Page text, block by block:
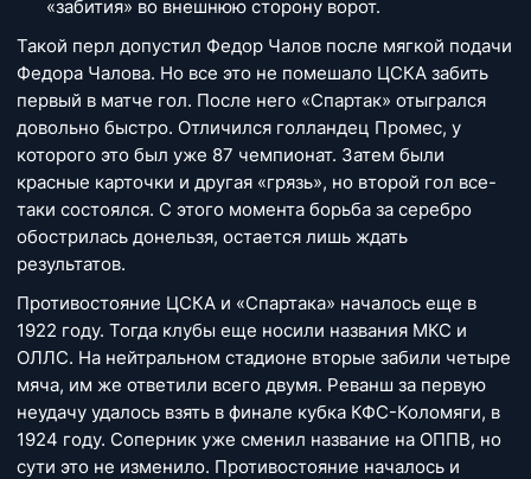
«забития» во внешнюю сторону ворот.
Такой перл допустил Федор Чалов после мягкой подачи
Федора Чалова. Но все это не помешало ЦСКА забить
первый в матче гол. После него «Спартак» отыгрался
довольно быстро. Отличился голландец Промес, у
которого это был уже 87 чемпионат. Затем были
красные карточки и другая «грязь», но второй гол все-
таки состоялся. С этого момента борьба за серебро
обострилась донельзя, остается лишь ждать
результатов.
Противостояние ЦСКА и «Спартака» началось еще в
1922 году. Тогда клубы еще носили названия МКС и
ОЛЛС. На нейтральном стадионе вторые забили четыре
мяча, им же ответили всего двумя. Реванш за первую
неудачу удалось взять в финале кубка КФС-Коломяги, в
1924 году. Соперник уже сменил название на ОППВ, но
сути это не изменило. Противостояние началось и